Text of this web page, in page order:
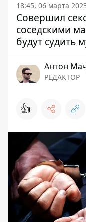
18:45, 06 марта
Совершил
соседскими
будут судить
Антон
РЕДАКТОР
👍